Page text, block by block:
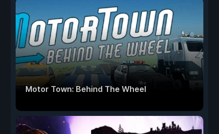
Motor Town: Behind The Wheel